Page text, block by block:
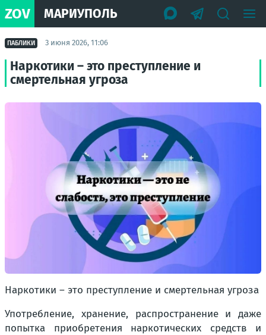
ZOV МАРИУПОЛЬ
ПАБЛИКИ 3 июня 2026, 11:06
Наркотики – это преступление и
смертельная угроза
Наркотики – это преступление и смертельная угроза
Употребление, хранение, распространение и даже
попытка приобретения наркотических средств и